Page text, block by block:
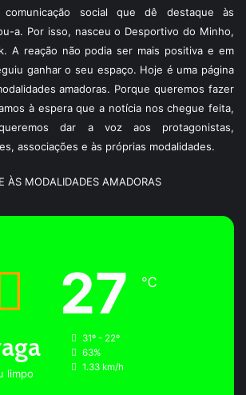
social que dê destaque às
a. Por isso, nasceu o Desportivo do Minho,
A reação não podia ser mais positiva e em
ganhar o seu espaço. Hoje é uma página
amadoras. Porque queremos fazer
à espera que a notícia nos chegue feita,
dar a voz aos protagonistas,
associações e às próprias modalidades.
ÀS MODALIDADES AMADORAS
limpo
27 ℃
31º - 22º
63%
1.33 km/h